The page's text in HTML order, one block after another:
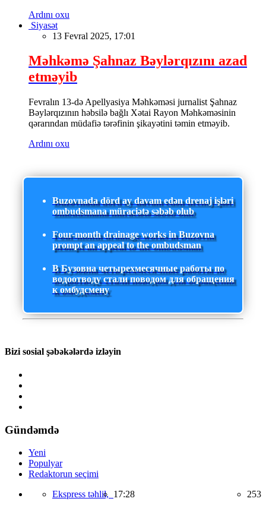
Ardını oxu
Siyasət
13 Fevral 2025, 17:01
Məhkəmə Şahnaz Bəylərqızını azad
etməyib
Fevralın 13-də Apellyasiya Məhkəməsi jurnalist Şahnaz
Bəylərqızının həbsilə bağlı Xətai Rayon Məhkəməsinin
qərarından müdafiə tərəfinin şikayətini təmin etməyib.
Ardını oxu
Buzovnada dörd ay davam edən drenaj işləri
ombudsmana müraciətə səbəb olub
Four-month drainage works in Buzovna
prompt an appeal to the ombudsman
В Бузовна четырехмесячные работы по
водоотводу стали поводом для обращения
к омбудсмену
Bizi sosial şəbəkələrdə izləyin
Gündəmdə
Yeni
Populyar
Redaktorun seçimi
Ekspress təhlil, 17:28 253